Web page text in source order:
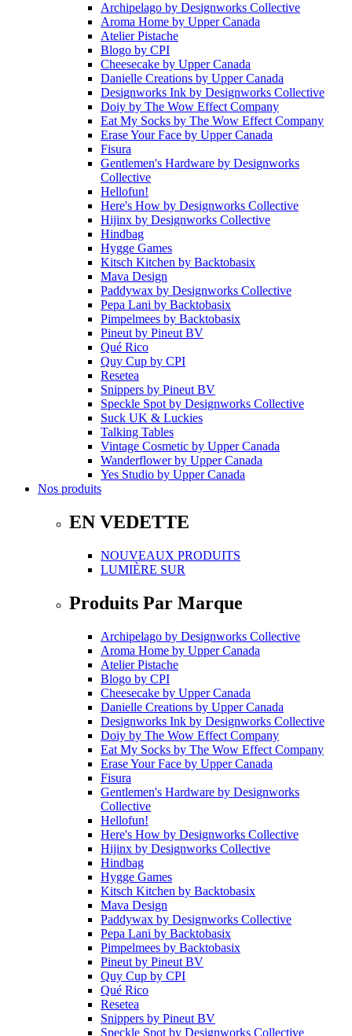
Archipelago by Designworks Collective
Aroma Home by Upper Canada
Atelier Pistache
Blogo by CPI
Cheesecake by Upper Canada
Danielle Creations by Upper Canada
Designworks Ink by Designworks Collective
Doiy by The Wow Effect Company
Eat My Socks by The Wow Effect Company
Erase Your Face by Upper Canada
Fisura
Gentlemen's Hardware by Designworks
Collective
Hellofun!
Here's How by Designworks Collective
Hijinx by Designworks Collective
Hindbag
Hygge Games
Kitsch Kitchen by Backtobasix
Mava Design
Paddywax by Designworks Collective
Pepa Lani by Backtobasix
Pimpelmees by Backtobasix
Pineutby Pineut BV
Qué Rico
Quy Cup by CPI
Resetea
Snippers by Pineut BV
Speckle Spotby Designworks Collective
Suck UK & Luckies
Talking Tables
Vintage Cosmetic by Upper Canada
Wanderflowerby Upper Canada
Yes Studio by Upper Canada
Nos produits
EN VEDETTE
NOUVEAUX PRODUITS
LUMIÈRE SUR
Produits Par Marque
Archipelago by Designworks Collective
Aroma Home by Upper Canada
Atelier Pistache
Blogo by CPI
Cheesecake by Upper Canada
Danielle Creations by Upper Canada
Designworks Ink by Designworks Collective
Doiy by The Wow Effect Company
Eat My Socks by The Wow Effect Company
Erase Your Face by Upper Canada
Fisura
Gentlemen's Hardware by Designworks
Collective
Hellofun!
Here's How by Designworks Collective
Hijinx by Designworks Collective
Hindbag
Hygge Games
Kitsch Kitchen by Backtobasix
Mava Design
Paddywax by Designworks Collective
Pepa Lani by Backtobasix
Pimpelmees by Backtobasix
Pineut by Pineut BV
Quy Cup by CPI
Qué Rico
Resetea
Snippers by Pineut BV
Speckle Spot by Designworks Collective